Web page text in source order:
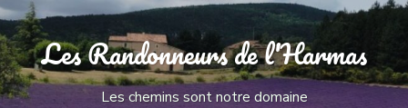
Les Randonneurs de l'Harmas
Les chemins sont notre domaine